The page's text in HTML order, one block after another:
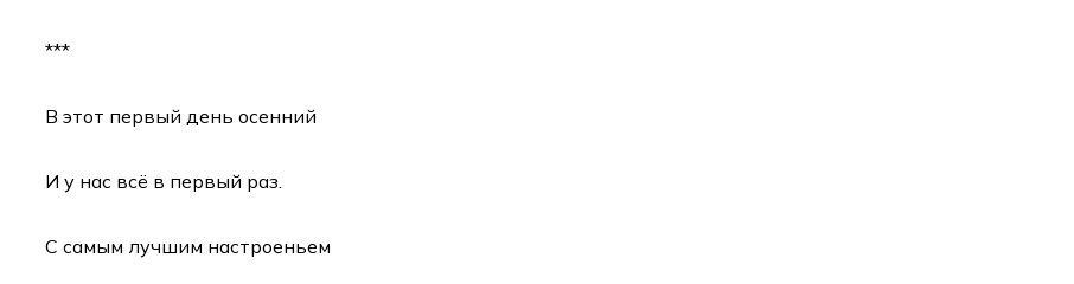
***
В этот первый день осенний
И у нас всё в первый раз.
С самым лучшим настроеньем